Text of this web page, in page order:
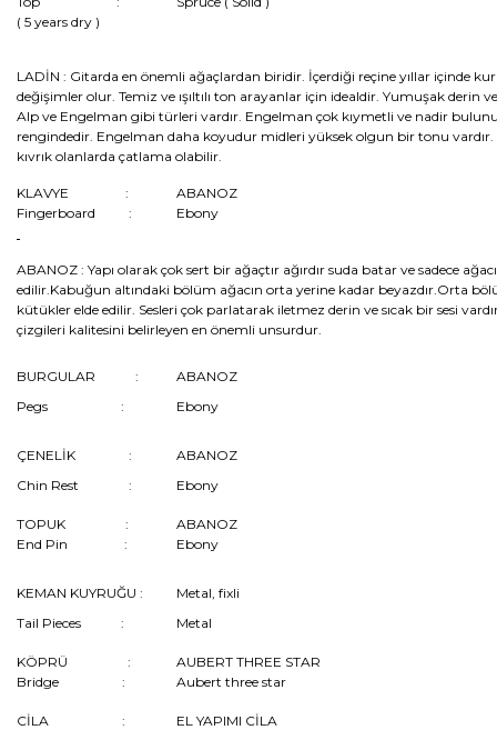
( 5 years dry )
LADİN : Gitarda en önemli ağaçlardan biridir. İçerdiği reçine yıllar içinde
değişimler olur. Temiz ve ışıltılı ton arayanlar için idealdir. Yumuşak derin ve
Alp ve Engelman gibi türleri vardır. Engelman çok kıymetli ve nadir
rengindedir. Engelman daha koyudur midleri yüksek olgun bir tonu
kıvrık olanlarda çatlama olabilir.
KLAVYE :
ABANOZ
Fingerboard :
Ebony
ABANOZ : Yapı olarak çok sert bir ağaçtır ağırdır suda batar ve sadece
edilir.Kabuğun altındaki bölüm ağacın orta yerine kadar beyazdır.Orta
kütükler elde edilir. Sesleri çok parlatarak iletmez derin ve sıcak bir sesi
çizgileri kalitesini belirleyen en önemli unsurdur.
BURGULAR :
ABANOZ
Pegs :
Ebony
ÇENELİK :
ABANOZ
Chin Rest :
Ebony
TOPUK :
ABANOZ
End Pin :
Ebony
KEMAN KUYRUĞU :
Metal, fixli
Tail Pieces :
Metal
KÖPRÜ :
AUBERT THREE STAR
Bridge :
Aubert three star
CİLA : EL YAPIMI CİLA